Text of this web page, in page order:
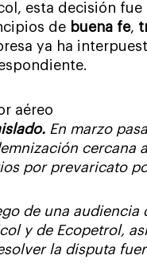
esta decisión fue
de buena fe,
ya ha
aéreo
En marzo
cercana
por prevaricato
de una
y de Ecopetrol,
la disputa